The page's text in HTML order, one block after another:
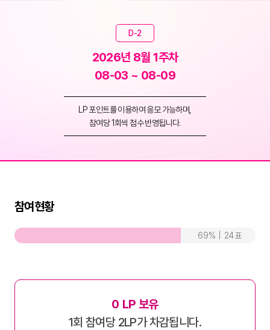
D-2
2026년 8월 1주차
08-03 ~ 08-09
LP 포인트를 이용하여 응모 가능하며,
참여당 1회씩 점수 반영됩니다.
참여현황
69 24
0 LP 보유
1회 참여당 2LP가 차감됩니다.